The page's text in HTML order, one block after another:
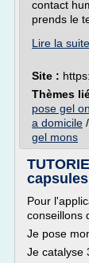
contact
prends le
Lire la suite
Site :
Thèmes
pose gel
a domicile /
gel mons
Pour
conseillons
Je pose
Je catalyse